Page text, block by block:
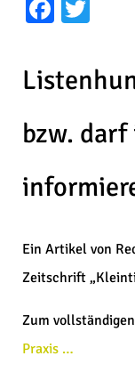
bzw.
Ein Artikel von
Zeitschrift
Zum
Praxis …